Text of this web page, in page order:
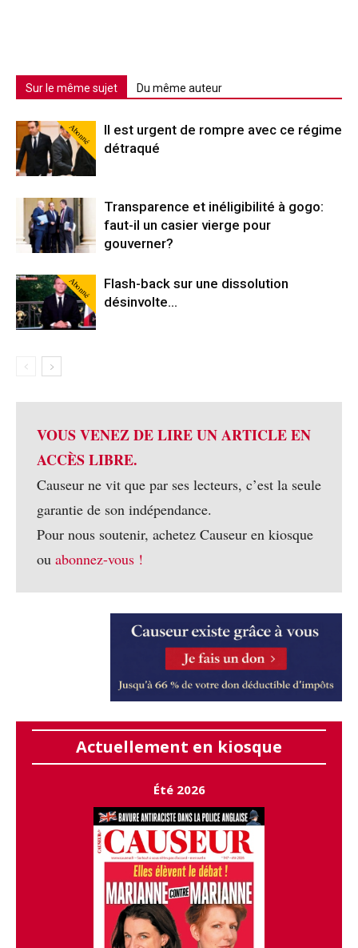
Sur le même sujet Du même auteur
Abonné
Il est urgent de rompre avec ce régime
détraqué
Transparence et inéligibilité à gogo:
faut-il un casier vierge pour
gouverner?
Abonné
Flash-back sur une dissolution
désinvolte…
VOUS VENEZ DE LIRE UN ARTICLE EN
ACCÈS LIBRE.
Causeur ne vit que par ses lecteurs, c’est la seule
garantie de son indépendance.
Pour nous soutenir, achetez Causeur en kiosque
ou abonnez-vous !
Actuellement en kiosque
Été 2026